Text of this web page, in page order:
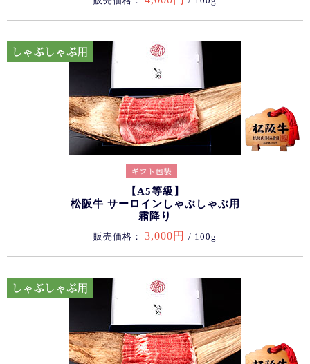
【A5等級】
松阪牛 サーロインしゃぶしゃぶ用
霜降り
販売価格： 3,000円 / 100g